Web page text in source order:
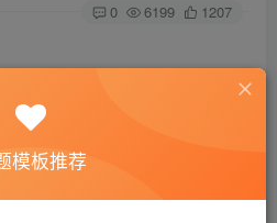
0 6199 1207
模板推荐